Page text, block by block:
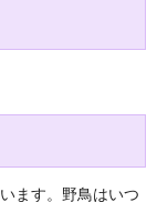
ます。野鳥はいつ